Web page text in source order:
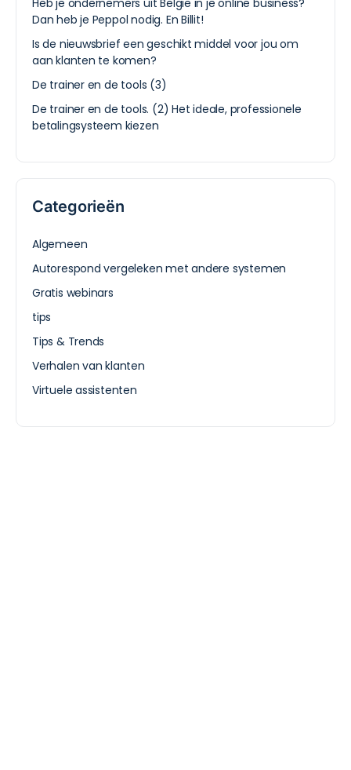
Heb je ondernemers uit België in je online business?
Dan heb je Peppol nodig. En Billit!
Is de nieuwsbrief een geschikt middel voor jou om
aan klanten te komen?
De trainer en de tools (3)
De trainer en de tools. (2) Het ideale, professionele
betalingsysteem kiezen
Categorieën
Algemeen
Autorespond vergeleken met andere systemen
Gratis webinars
tips
Tips & Trends
Verhalen van klanten
Virtuele assistenten